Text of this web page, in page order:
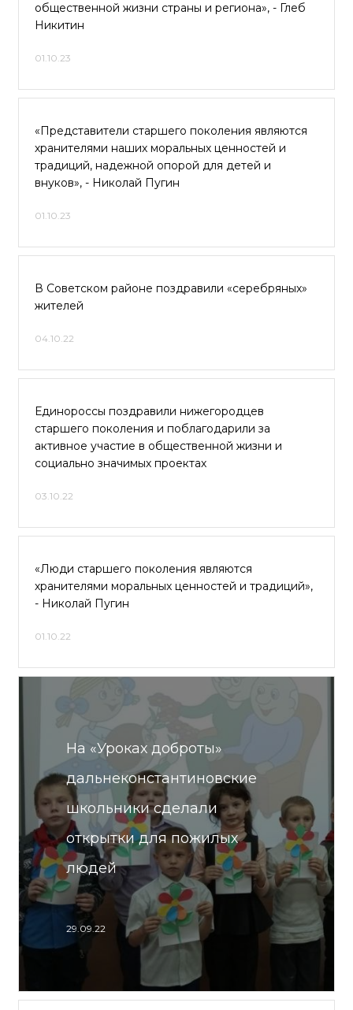
общественной жизни страны и региона», - Глеб
Никитин
01.10.23
«Представители старшего поколения являются
хранителями наших моральных ценностей и
традиций, надежной опорой для детей и
внуков», - Николай Пугин
01.10.23
В Советском районе поздравили «серебряных»
жителей
04.10.22
Единороссы поздравили нижегородцев
старшего поколения и поблагодарили за
активное участие в общественной жизни и
социально значимых проектах
03.10.22
«Люди старшего поколения являются
хранителями моральных ценностей и традиций»,
- Николай Пугин
01.10.22
На «Уроках доброты»
дальнеконстантиновские
школьники сделали
открытки для пожилых
людей
29.09.22